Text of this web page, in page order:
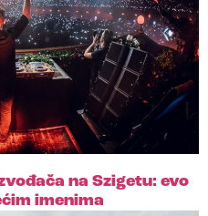
na Szigetu: evo
imenima